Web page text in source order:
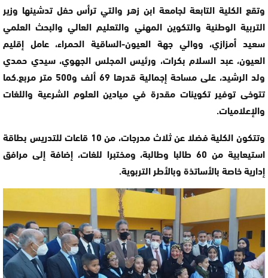
وتقع الكلية التابعة لجامعة ابن زهر والتي ترأس حفل تدشينها وزير
التربية الوطنية والتكوين المهني والتعليم العالي والبحث العلمي
سعيد أمزازي، ووالي جهة العيون-الساقية الحمراء، عامل إقليم
العيون، عبد السلام بكرات، ورئيس المجلس الجهوي، سيدي حمدي
ولد الرشيد، على مساحة إجمالية قدرها 69 ألف و500 متر مربع.كما
تتوخى توفير تكوينات مقدرة في ميادين العلوم الشرعية واللغات
والإعلاميات.
وتتكون الكلية فضلا عن ثلاث مدرجات، من 10 قاعات للتدريس بطاقة
استيعابية من 60 طالبا وطالبة، ومختبرا للغات، إضافة إلى مرافق
إدارية خاصة بالأساتذة وبالأطر التربوية.